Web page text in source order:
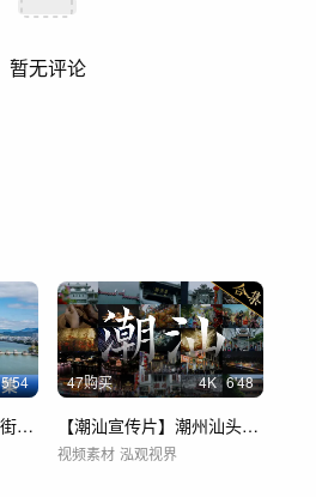
暂无评论
5'54
潮州广济桥广济楼牌坊街地标航拍延时合集
47购买 4K 6'48
【潮汕宣传片】潮州汕头揭阳城市旅游宣传片
视频素材 泓观视界